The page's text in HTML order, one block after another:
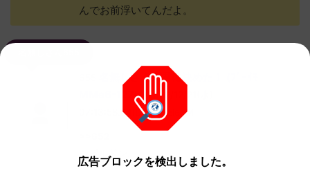
んでお前浮いてんだよ。
名無しさん、君に決めた！ (ﾌﾞｰｲﾓ
MMe6-127h)
2022/12/21(水)
07:13:58.84ID:iAMeEleqM
シビルドン…
広告ブロックを検出しました。